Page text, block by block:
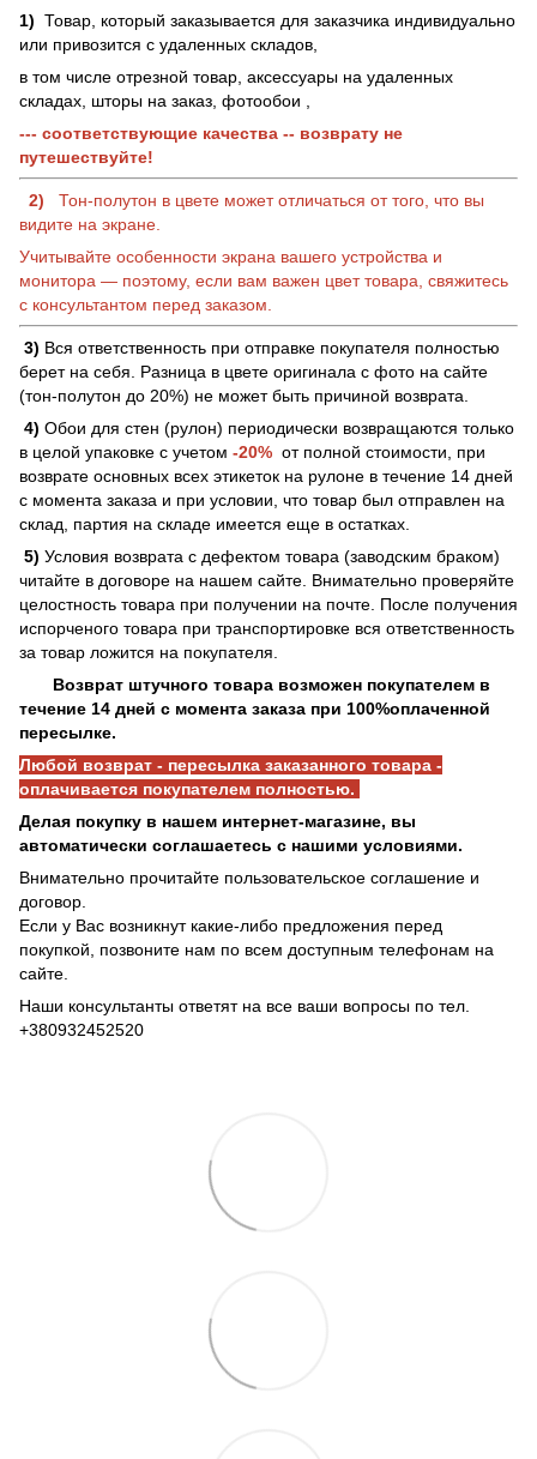
1) Товар, который заказывается для заказчика индивидуально
или привозится с удаленных складов,
в том числе отрезной товар, аксессуары на удаленных
складах, шторы на заказ, фотообои ,
--- соответствующие качества -- возврату не
путешествуйте!
2)
Тон-полутон в цвете может отличаться от того, что вы
видите на экране.
Учитывайте особенности экрана вашего устройства и
монитора — поэтому, если вам важен цвет товара, свяжитесь
с консультантом перед заказом.
3) Вся ответственность при отправке покупателя полностью
берет на себя. Разница в цвете оригинала с фото на сайте
(тон-полутон до 20%) не может быть причиной возврата.
4) Обои для стен (рулон) периодически возвращаются только
в целой упаковке с учетом -20% от полной стоимости, при
возврате основных всех этикеток на рулоне в течение 14 дней
с момента заказа и при условии, что товар был отправлен на
склад, партия на складе имеется еще в остатках.
5) Условия возврата с дефектом товара (заводским браком)
читайте в договоре на нашем сайте. Внимательно проверяйте
целостность товара при получении на почте. После получения
испорченого товара при транспортировке вся ответственность
за товар ложится на покупателя.
Возврат штучного товара возможен покупателем в
течение 14 дней с момента заказа при 100%оплаченной
пересылке.
Любой возврат - пересылка заказанного товара -
оплачивается покупателем полностью.
Делая покупку в нашем интернет-магазине, вы
автоматически соглашаетесь с нашими условиями.
Внимательно прочитайте пользовательское соглашение и
договор.
Если у Вас возникнут какие-либо предложения перед
покупкой, позвоните нам по всем доступным телефонам на
сайте.
Наши консультанты ответят на все ваши вопросы по тел.
+380932452520